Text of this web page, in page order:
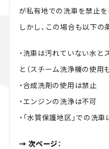
が私有地での洗車を禁止
しかし、この場合も以下の
・洗車は汚れていない水と
と（スチーム洗浄機の使用
・合成洗剤の使用は禁止
・エンジンの洗浄は不可
・「水質保護地区」での洗
→ 次ページ：